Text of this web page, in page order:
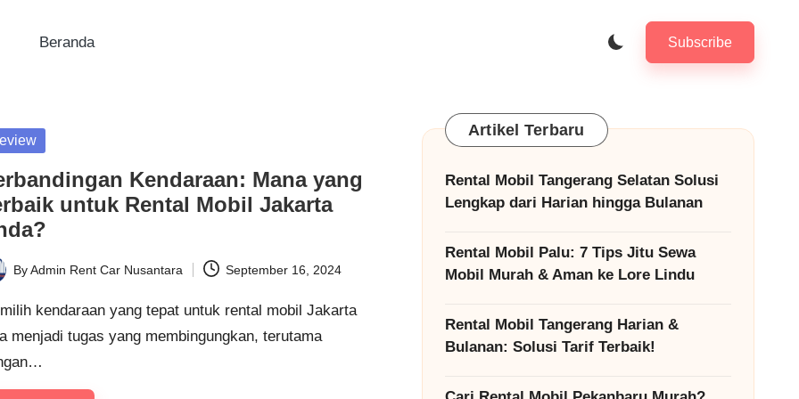
Beranda Subscribe
Kendaraan: Mana yang
untuk Rental Mobil Jakarta
ByAdmin Rent Car Nusantara September 16, 2024
kendaraan yang tepat untuk rental mobil Jakarta
menjadi tugas yang membingungkan, terutama
Artikel Terbaru
Rental Mobil Tangerang Selatan Solusi
Lengkap dari Harian hingga Bulanan
Rental Mobil Palu: 7 Tips Jitu Sewa
Mobil Murah & Aman ke Lore Lindu
Rental Mobil Tangerang Harian &
Bulanan: Solusi Tarif Terbaik!